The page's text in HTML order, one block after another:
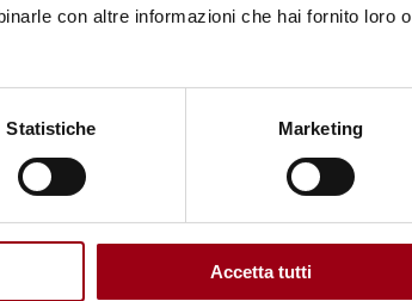
con altre informazioni che hai fornito loro o
Statistiche Marketing
Accetta tutti
e ricerca-